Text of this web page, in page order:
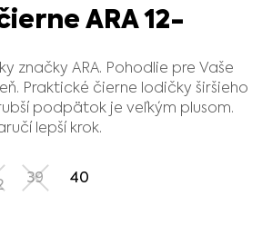
ARA 12-
značky ARA. Pohodlie pre Vaše
Praktické čierne lodičky širšieho
podpätok je veľkým plusom.
lepší krok.
39 40